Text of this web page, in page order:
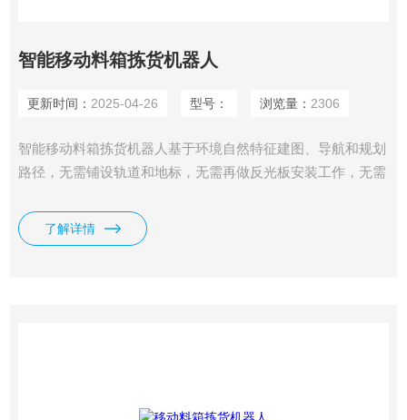
智能移动料箱拣货机器人
更新时间： 2025-04-26 型号： 浏览量： 2306
智能移动料箱拣货机器人基于环境自然特征建图、导航和规划
路径，无需铺设轨道和地标，无需再做反光板安装工作，无需
运送线路。
了解详情